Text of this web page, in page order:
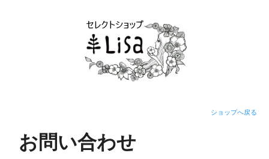
ショップへ戻る
お問い合わせ